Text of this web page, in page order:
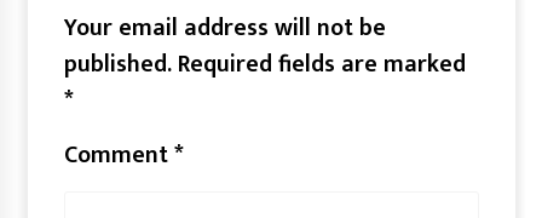
Your email address will not be
published.Required fields are marked
*
Comment*